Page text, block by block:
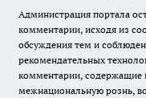
Администрация портала
комментарии, исходя из
обсуждения тем и
рекомендательных
комментарии, содержащие
межнациональную рознь,